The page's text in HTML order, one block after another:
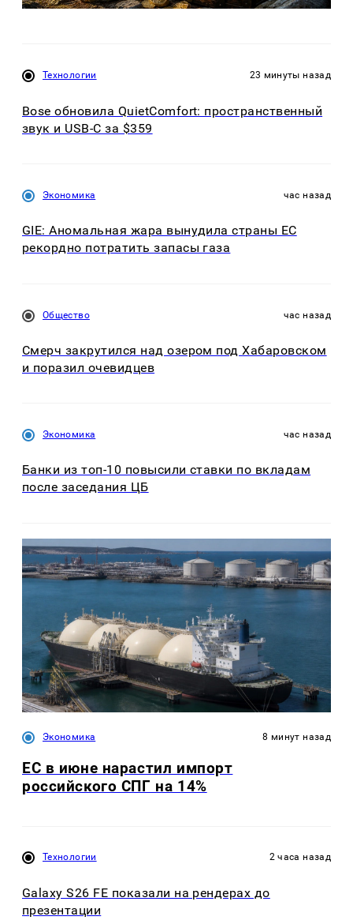
Технологии 23 минуты назад
Bose обновила QuietComfort: пространственный
звук и USB-C за $359
Экономика час назад
GIE: Аномальная жара вынудила страны ЕС
рекордно потратить запасы газа
Общество час назад
Смерч закрутился над озером под Хабаровском
и поразил очевидцев
Экономика час назад
Банки из топ-10 повысили ставки по вкладам
после заседания ЦБ
Экономика 8 минут назад
ЕС в июне нарастил импорт
российского СПГ на 14%
Технологии 2 часа назад
Galaxy S26 FE показали на рендерах до
презентации